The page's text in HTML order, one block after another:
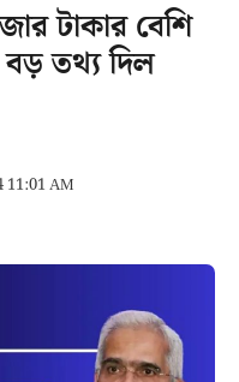
টাকার বেশি
বড় তথ্য দিল
11:01 AM